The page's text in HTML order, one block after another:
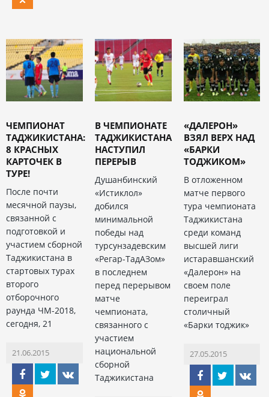
ЧЕМПИОНАТ
ТАДЖИКИСТАНА:
8 КРАСНЫХ
КАРТОЧЕК В
ТУРЕ!
После почти
месячной паузы,
связанной с
подготовкой и
участием сборной
Таджикистана в
стартовых турах
второго
отборочного
раунда ЧМ-2018,
сегодня, 21
21.06.2015
В ЧЕМПИОНАТЕ
ТАДЖИКИСТАНА
НАСТУПИЛ
ПЕРЕРЫВ
Душанбинский
«Истиклол»
добился
минимальной
победы над
турсунзадевским
«Регар-ТадАЗом»
в последнем
перед перерывом
матче
чемпионата,
связанного с
участием
национальной
сборной
Таджикистана
«ДАЛЕРОН»
ВЗЯЛ ВЕРХ НАД
«БАРКИ
ТОДЖИКОМ»
В отложенном
матче первого
тура чемпионата
Таджикистана
среди команд
высшей лиги
истаравшанский
«Далерон» на
своем поле
переиграл
столичный
«Барки тоджик»
27.05.2015